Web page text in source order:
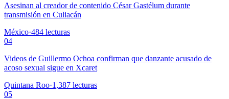
Asesinan al creador de contenido César Gastélum durante
transmisión en Culiacán
México·484 lecturas
04
Videos de Guillermo Ochoa confirman que danzante acusado de
acoso sexual sigue en Xcaret
Quintana Roo·1,387 lecturas
05